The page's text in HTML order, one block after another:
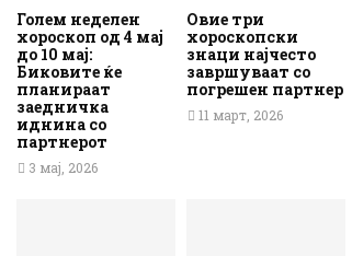
Голем неделен
хороскоп од 4 мај
до 10 мај:
Биковите ќе
планираат
заедничка
иднина со
партнерот
3 мај, 2026
Овие три
хороскопски
знаци најчесто
завршуваат со
погрешен партнер
11 март, 2026